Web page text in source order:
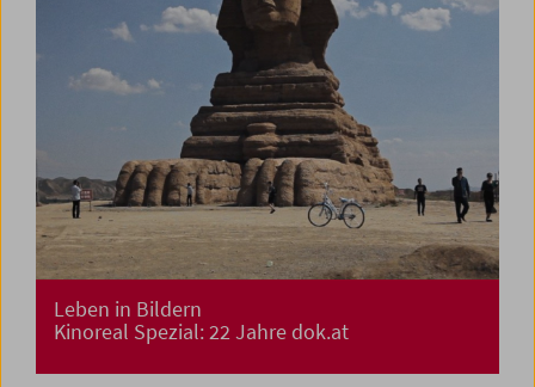
Leben in Bildern
Kinoreal Spezial: 22 Jahre dok.at